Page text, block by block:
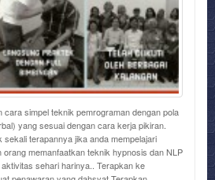
cara simpel teknik pemrograman dengan pola
yang sesuai dengan cara kerja pikiran.
terapannya jika anda mempelajari
orang memanfaatkan teknik hypnosis dan NLP
sehari harinya.. Terapkan ke